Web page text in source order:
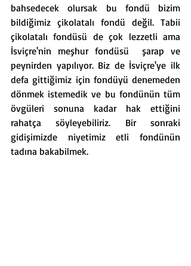
bahsedecek olursak bu fondü bizim
bildiğimiz çikolatalı fondü değil. Tabii
çikolatalı fondüsü de çok lezzetli ama
İsviçre'nin meşhur fondüsü  şarap ve
peynirden yapılıyor. Biz de İsviçre'ye ilk
defa gittiğimiz için fondüyü denemeden
dönmek istemedik ve bu fondünün tüm
övgüleri sonuna kadar hak ettiğini
rahatça söyleyebiliriz. Bir sonraki
gidişimizde niyetimiz etli fondünün
tadına bakabilmek.